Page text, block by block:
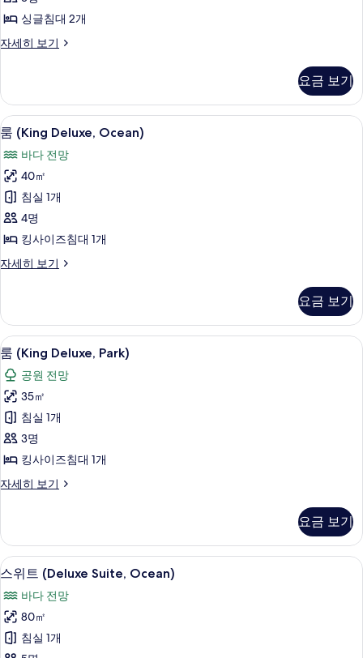
보
기
세
히
보
브
룸
(Twin
Lounge
Access)
사
진
모
두
보
기
싱글침대 2개
자세히 보기
이
티
브
룸
(Twin
Executive,
Park,
Lounge
Access)
자
세
히
보
요금 보기
룸
(King
Deluxe,
Ocean)
사
진
모
두
룸 (King Deluxe, Ocean) | 객실 내 금
14
룸 (King Deluxe, Ocean)
바다 전망
40㎡
침실 1개
4명
킹사이즈침대 1개
자세히 보기
룸
자
세
히
보
기
요금 보기
룸
(King
Deluxe,
Park)
사
진
모
두
룸 (King Deluxe, Park) | 객실 내 금고,
10
룸 (King Deluxe, Park)
공원 전망
35㎡
침실 1개
3명
킹사이즈침대 1개
자세히 보기
룸
자
세
히
기
요금 보기
스
트
(Deluxe
Suite,
스위트 (Deluxe Suite, Ocean) | 거실
18
스위트 (Deluxe Suite, Ocean)
바다 전망
80㎡
침실 1개